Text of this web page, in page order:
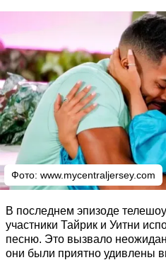
Фото: www.mycentraljersey.com
В последнем эпизоде
участники Тайрик и Уитни
песню. Это вызвало
они были приятно удивлены